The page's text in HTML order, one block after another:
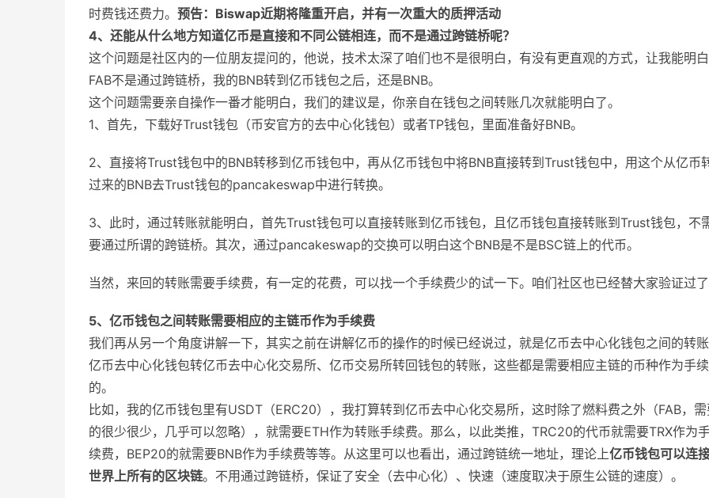
时费钱还费力。 预告：Biswap近期将隆重开启，并有一次重大的质押活动
4、还能从什么地方知道亿币是直接和不同公链相连，而不是通过跨链桥呢？
这个问题是社区内的一位朋友提问的，他说，技术太深了咱们也不是很明白，有没有更直观的方式，让我能明
FAB不是通过跨链桥，我的BNB转到亿币钱包之后，还是BNB。
这个问题需要亲自操作一番才能明白，我们的建议是，你亲自在钱包之间转账几次就能明白了。
1、首先，下载好Trust钱包（币安官方的去中心化钱包）或者TP钱包，里面准备好BNB。
2、直接将Trust钱包中的BNB转移到亿币钱包中，再从亿币钱包中将BNB直接转到Trust钱包中，用这个从亿币
过来的BNB去Trust钱包的pancakeswap中进行转换。
3、此时，通过转账就能明白，首先Trust钱包可以直接转账到亿币钱包，且亿币钱包直接转账到Trust钱包，不
要通过所谓的跨链桥。其次，通过pancakeswap的交换可以明白这个BNB是不是BSC链上的代币。
当然，来回的转账需要手续费，有一定的花费，可以找一个手续费少的试一下。咱们社区也已经替大家验证过了
5、亿币钱包之间转账需要相应的主链币作为手续费
我们再从另一个角度讲解一下，其实之前在讲解亿币的操作的时候已经说过，就是亿币去中心化钱包之间的转
亿币去中心化钱包转亿币去中心化交易所、亿币交易所转回钱包的转账，这些都是需要相应主链的币种作为手
的。
比如，我的亿币钱包里有USDT（ERC20），我打算转到亿币去中心化交易所，这时除了燃料费之外（FAB，
的很少很少，几乎可以忽略），就需要ETH作为转账手续费。那么，以此类推，TRC20的代币就需要TRX作为
续费，BEP20的就需要BNB作为手续费等等。从这里可以也看出，通过跨链统一地址，理论上亿币钱包可以连
世界上所有的区块链。不用通过跨链桥，保证了安全（去中心化）、快速（速度取决于原生公链的速度）。